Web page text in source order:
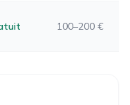
100–200 €